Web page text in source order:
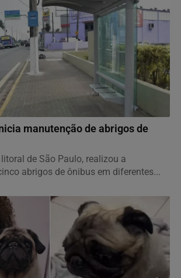
manutenção de abrigos de
de São Paulo, realizou a
abrigos de ônibus em diferentes...